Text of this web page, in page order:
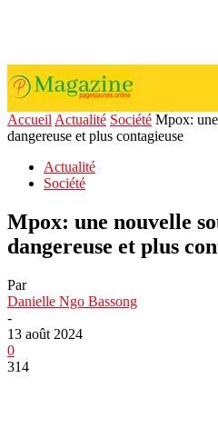
Accueil Actualité Société Mpox:
dangereuse et plus contagieuse
Actualité
Société
Mpox: une nouvelle
dangereuse et plus
Par
Danielle Ngo Bassong
-
13 août 2024
0
314